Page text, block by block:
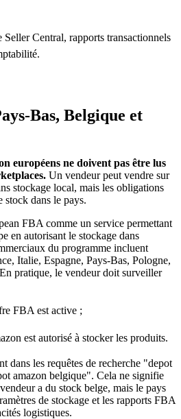
Seller Central, rapports transactionnels
Bas, Belgique et
européens ne doivent pas être lus
Un vendeur peut vendre sur
stockage local, mais les obligations
stock dans le pays.
FBA comme un service permettant
en autorisant le stockage dans
du programme incluent
Italie, Espagne, Pays-Bas, Pologne,
pratique, le vendeur doit surveiller
FBA est active ;
est autorisé à stocker les produits.
dans les requêtes de recherche "depot
amazon belgique". Cela ne signifie
a du stock belge, mais le pays
de stockage et les rapports FBA
logistiques.